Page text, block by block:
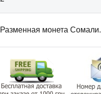
Разменная монета Сомали.